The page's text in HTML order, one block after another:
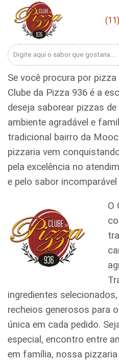
Se você procura por
Clube da Pizza 936 é a
deseja saborear pizzas
ambiente agradável e
tradicional bairro da
pizzaria vem
pela excelência no
e pelo sabor
O
ingredientes
recheios generosos para
única em cada pedido.
especial, encontro entre
em família, nossa